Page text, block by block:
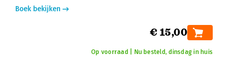
Boek bekijken
€ 15,00
Op voorraad | Nu besteld, dinsdag in huis